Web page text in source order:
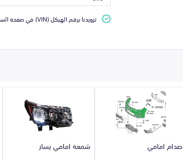
تزويدنا برقم الهيكل (VIN) في صفحة السلة يضمن التطابق التام للقطعة مع سيارتك
صدام امامي شمعة امامي يسار